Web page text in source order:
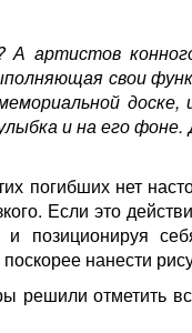
А артистов
свои
доске,
и на его фоне.
погибших нет
Если это
позиционируя
нанести
решили отметить